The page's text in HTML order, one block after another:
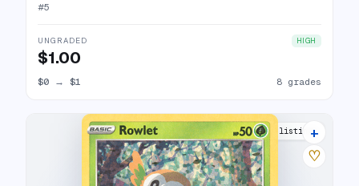
#5
UNGRADED HIGH
$1.00
$0 → $1 8 grades
9 listings
+
♡